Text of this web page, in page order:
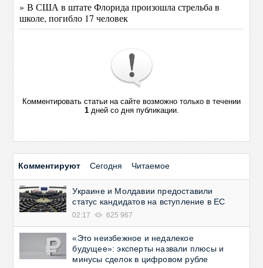
» В США в штате Флорида произошла стрельба в
школе, погибло 17 человек
Комментировать статьи на сайте возможно только в течении
1дней со дня публикации.
Комментируют Сегодня Читаемое
Украине и Молдавии предоставили
статус кандидатов на вступление в ЕС
02:17 625 967
«Это неизбежное и недалекое
будущее»: эксперты назвали плюсы и
минусы сделок в цифровом рубле